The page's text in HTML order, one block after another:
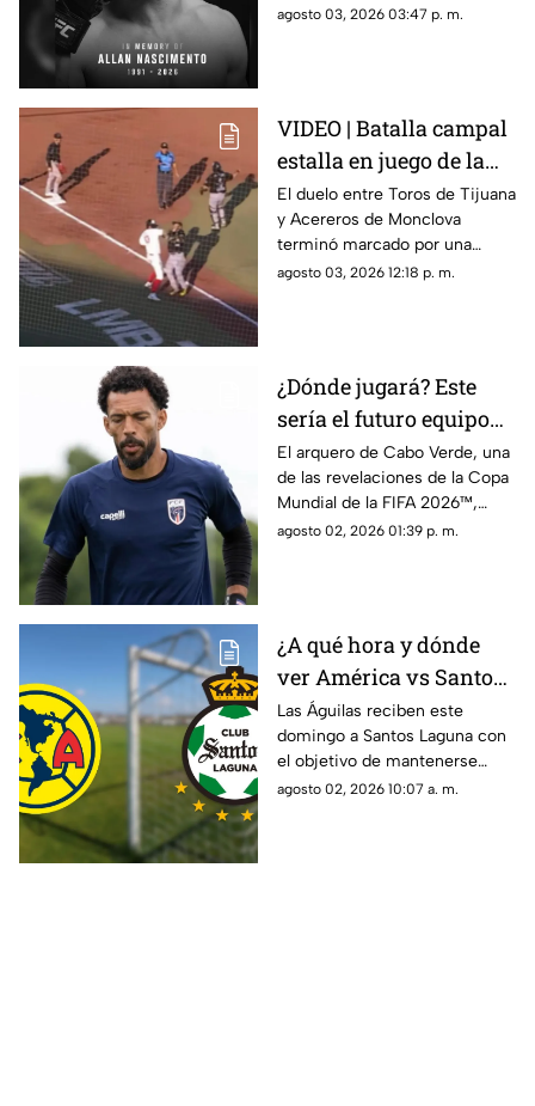
Nascimento, de la división de
agosto 03, 2026 03:47 p. m.
VIDEO | Batalla campal
estalla en juego de la
LMB; Danry Vásquez
recibe fuerte castigo
El duelo entre Toros de Tijuana
y Acereros de Monclova
terminó marcado por una
violenta bronca luego de que el
agosto 03, 2026 12:18 p. m.
¿Dónde jugará? Este
sería el futuro equipo
de Vozinha, portero de
Cabo Verde
El arquero de Cabo Verde, una
de las revelaciones de la Copa
Mundial de la FIFA 2026™,
tendría definido su futuro.
agosto 02, 2026 01:39 p. m.
¿A qué hora y dónde
ver América vs Santos
Laguna en la Jornada 3
del Apertura 2026?
Las Águilas reciben este
domingo a Santos Laguna con
el objetivo de mantenerse
entre los protagonistas del
agosto 02, 2026 10:07 a. m.